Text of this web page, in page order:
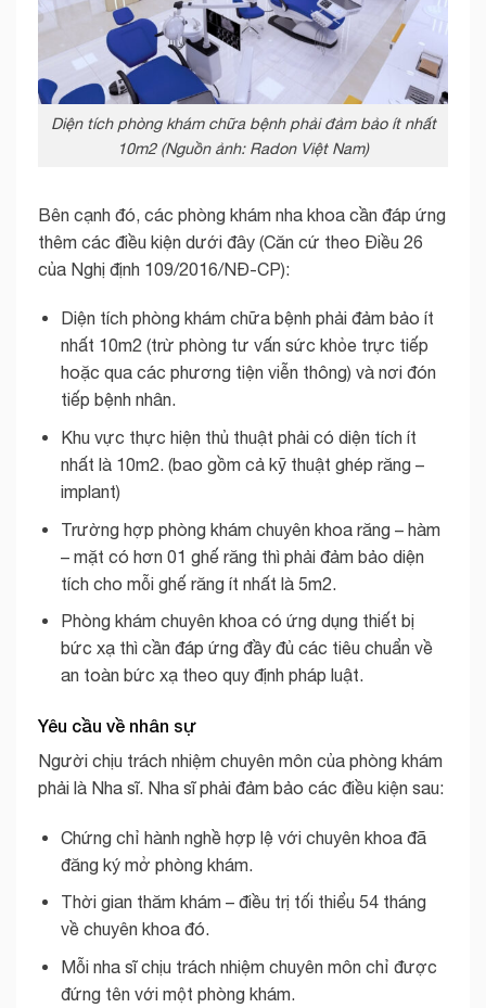
Diện tích phòng khám chữa bệnh phải đảm bảo ít nhất
10m2 (Nguồn ảnh: Radon Việt Nam)
Bên cạnh đó, các phòng khám nha khoa cần đáp ứng
thêm các điều kiện dưới đây (Căn cứ theo Điều 26
của Nghị định 109/2016/NĐ-CP):
Diện tích phòng khám chữa bệnh phải đảm bảo ít
nhất 10m2 (trừ phòng tư vấn sức khỏe trực tiếp
hoặc qua các phương tiện viễn thông) và nơi đón
tiếp bệnh nhân.
Khu vực thực hiện thủ thuật phải có diện tích ít
nhất là 10m2. (bao gồm cả kỹ thuật ghép răng –
implant)
Trường hợp phòng khám chuyên khoa răng – hàm
– mặt có hơn 01 ghế răng thì phải đảm bảo diện
tích cho mỗi ghế răng ít nhất là 5m2.
Phòng khám chuyên khoa có ứng dụng thiết bị
bức xạ thì cần đáp ứng đầy đủ các tiêu chuẩn về
an toàn bức xạ theo quy định pháp luật.
Yêu cầu về nhân sự
Người chịu trách nhiệm chuyên môn của phòng khám
phải là Nha sĩ. Nha sĩ phải đảm bảo các điều kiện sau:
Chứng chỉ hành nghề hợp lệ với chuyên khoa đã
đăng ký mở phòng khám.
Thời gian thăm khám – điều trị tối thiểu 54 tháng
về chuyên khoa đó.
Mỗi nha sĩ chịu trách nhiệm chuyên môn chỉ được
đứng tên với một phòng khám.